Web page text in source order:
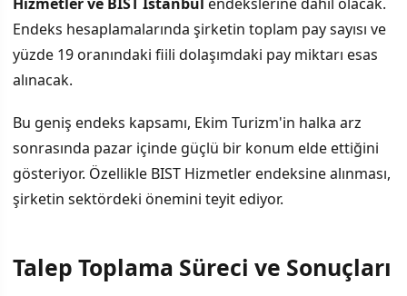
Endeks hesaplamalarında şirketin toplam pay sayısı ve
yüzde 19 oranındaki fiili dolaşımdaki pay miktarı esas
alınacak.
Bu geniş endeks kapsamı, Ekim Turizm'in halka arz
sonrasında pazar içinde güçlü bir konum elde ettiğini
gösteriyor. Özellikle BIST Hizmetler endeksine alınması,
şirketin sektördeki önemini teyit ediyor.
Talep Toplama Süreci ve Sonuçları